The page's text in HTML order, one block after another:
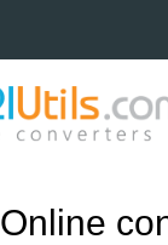
Online